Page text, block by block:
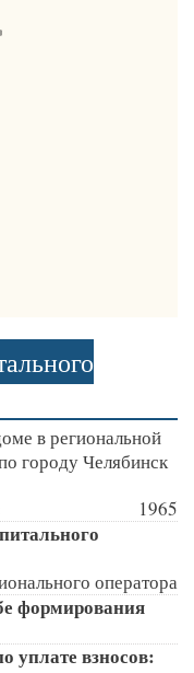
в региональной
городу Челябинск
1965
оператора
формирования
уплате взносов: